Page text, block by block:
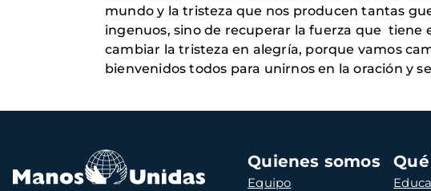
mundo y la tristeza que nos producen tantas
ingenuos, sino de recuperar la fuerza que tiene
cambiar la tristeza en alegría, porque vamos
bienvenidos todos para unirnos en la oración y
Navegación
principal
Quienes somos
Equipo